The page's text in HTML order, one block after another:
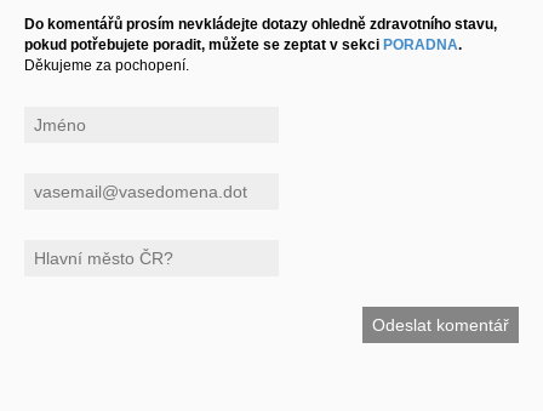
Do komentářů prosím nevkládejte dotazy ohledně zdravotního stavu,
pokud potřebujete poradit, můžete se zeptat v sekci PORADNA.
Děkujeme za pochopení.